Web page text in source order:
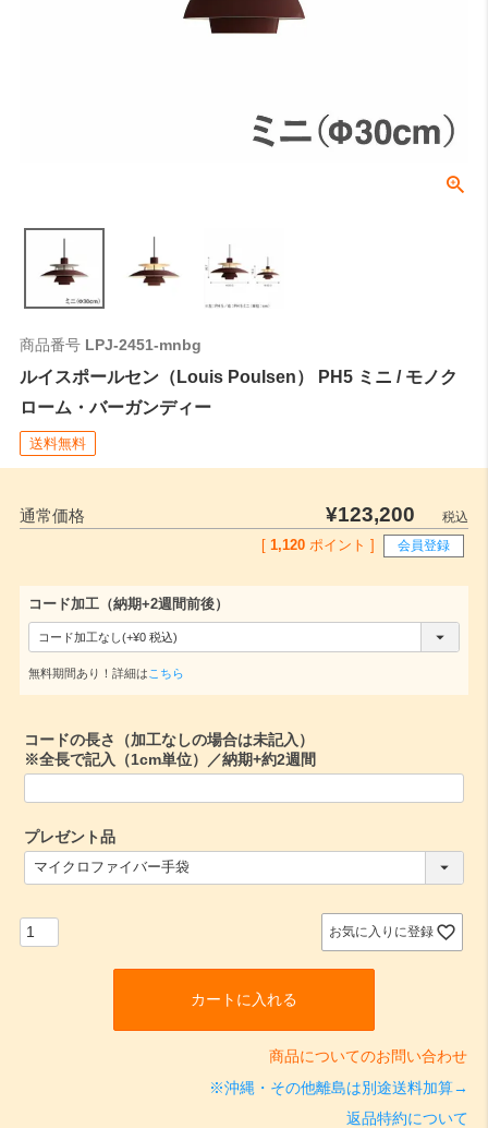
イスポールセンでは、テーブル上の照度や、視界に入る照明器具が美
しく見える位置等を考慮し、60〜70cmを推奨しております。
角型引掛シーリングやダクトレールなどの取付側のパーツの高さにな
0
ご注文時はこちらの数値をご記入ください。
商品番号 LPJ-2451-mnbg
ルイスポールセン（Louis Poulsen） PH5 ミニ / モノク
ローム・バーガンディー
送料無料
通常価格 ¥123,200
税込
1,120 ポイント ] 会員登録
コード加工（納期+2週間前後）
須
無料期間あり！詳細は こちら
コードの長さ（加工なしの場合は未記入）
※全長で記入（1cm単位）／納期+約2週間
プレゼント品
必
お気に入りに登録
カートに入れる
商品についてのお問い合わせ
※沖縄・その他離島は別途送料加算→
返品特約について